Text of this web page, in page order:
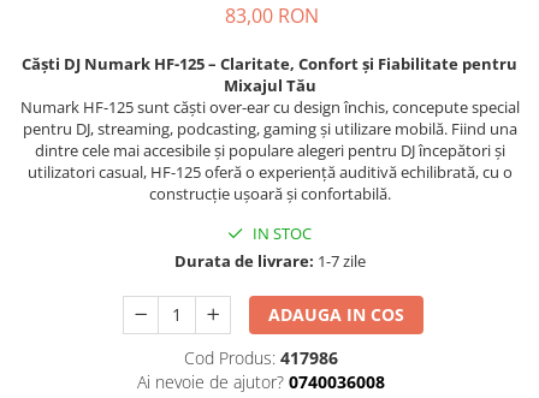
Microfoane de masurare si
calibrare
Microfoane de studio
Microfoane de Suprafata
Microfoane de voce si live
Microfoane lavaliera si headset
Microfoane podcast, USB, iOS /
Microfoane pt Camere Video
83,00 RON
Căști DJ Numark HF-125 – Claritate, Confort și Fiabilitate pentru
Mixajul Tău
Numark HF-125 sunt căști over-ear cu design închis, concepute special
pentru DJ, streaming, podcasting, gaming și utilizare mobilă. Fiind una
dintre cele mai accesibile și populare alegeri pentru DJ începători și
utilizatori casual, HF-125 oferă o experiență auditivă echilibrată, cu o
construcție ușoară și confortabilă.
IN STOC
Durata de livrare: 1-7 zile
ADAUGA IN COS
Cod Produs: 417986
Ai nevoie de ajutor? 0740036008